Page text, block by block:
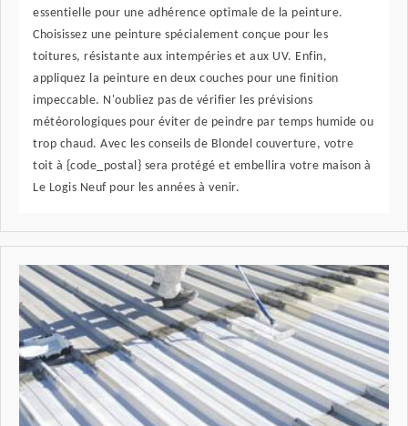
essentielle pour une adhérence optimale de la peinture.
Choisissez une peinture spécialement conçue pour les
toitures, résistante aux intempéries et aux UV. Enfin,
appliquez la peinture en deux couches pour une finition
impeccable. N'oubliez pas de vérifier les prévisions
météorologiques pour éviter de peindre par temps humide ou
trop chaud. Avec les conseils de Blondel couverture, votre
toit à {code_postal} sera protégé et embellira votre maison à
Le Logis Neuf pour les années à venir.